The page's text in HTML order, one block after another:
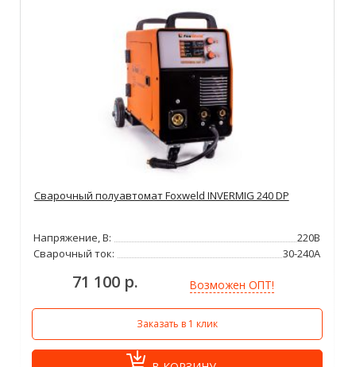
Сварочный полуавтомат Foxweld INVERMIG 240 DP
Напряжение, В:
220В
Сварочный ток:
30-240А
71 100 р. Возможен ОПТ!
Заказать в 1 клик